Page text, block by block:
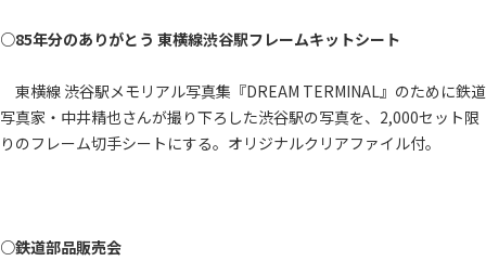
○85年分のありがとう 東横線渋谷駅フレームキットシート
東横線 渋谷駅メモリアル写真集『DREAM TERMINAL』のために鉄道
写真家・中井精也さんが撮り下ろした渋谷駅の写真を、2,000セット限
りのフレーム切手シートにする。オリジナルクリアファイル付。
○鉄道部品販売会